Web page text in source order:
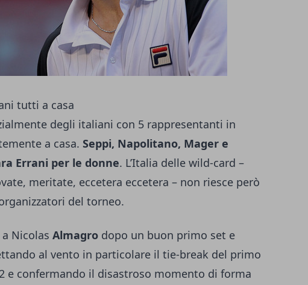
tutti a casa
degli italiani con 5 rappresentanti in
a casa. Seppi, Napolitano, Mager e
Errani per le donne. L’Italia delle wild-card –
meritate, eccetera eccetera – non riesce però
del torneo.
Nicolas Almagro dopo un buon primo set e
al vento in particolare il tie-break del primo
e confermando il disastroso momento di forma